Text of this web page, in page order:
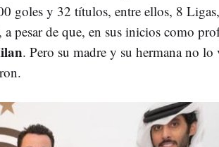
goles y 32 títulos, entre ellos, 8
pesar de que, en sus inicios como
. Pero su madre y su hermana no lo